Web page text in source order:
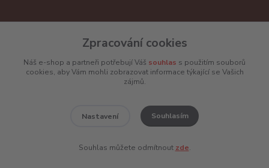
Kontakt
info@enico.cz
Zpracování cookies
Náš e-shop a partneři potřebují Váš souhlas s použitím souborů
cookies, aby Vám mohli zobrazovat informace týkající se Vašich
zájmů.
Nastavení Souhlasím
Souhlas můžete odmítnout zde.